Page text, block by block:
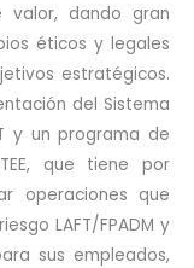
valor, dando gran
éticos y legales
estratégicos.
del Sistema
y un programa de
que tiene por
operaciones que
LAFT/FPADM y
sus empleados,